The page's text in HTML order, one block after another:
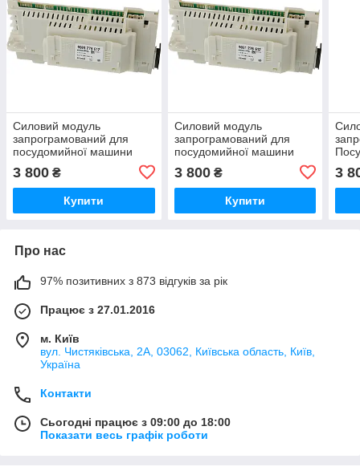
Силовий модуль
запрограмований для
посудомийної машини
3 800 ₴
Купити
Силовий модуль
запрограмований для
посудомийної машини
3 800₴
Купити
3
Про нас
97% позитивних з 873 відгуків за рік
Працює з 27.01.2016
м. Київ
вул. Чистяківська, 2А, 03062, Київська область, Київ,
Україна
Контакти
Сьогодні працює з 09:00 до 18:00
Показати весь графік роботи